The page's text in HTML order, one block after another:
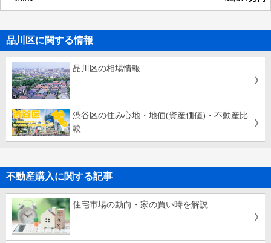
品川区に関する情報
品川区の相場情報
渋谷区の住み心地・地価(資産価値)・不動産比
較
不動産購入に関する記事
住宅市場の動向・家の買い時を解説